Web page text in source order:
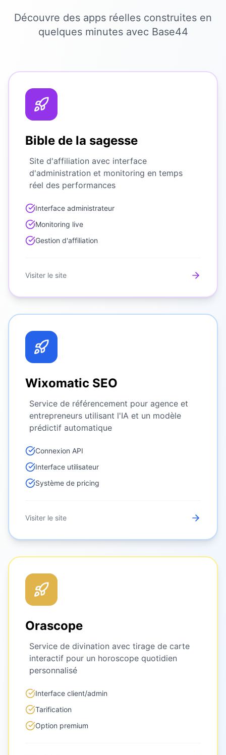
Découvre des apps réelles construites en
quelques minutes avec Base44
Bible de la sagesse
Site d'affiliation avec interface
d'administration et monitoring en temps
réel des performances
Interface administrateur
Monitoring live
Gestion d'affiliation
Visiter le site
Wixomatic SEO
Service de référencement pour agence et
entrepreneurs utilisant l'IA et un modèle
prédictif automatique
Connexion API
Interface utilisateur
Système de pricing
Visiter le site
Orascope
Service de divination avec tirage de carte
interactif pour un horoscope quotidien
personnalisé
Interface client/admin
Tarification
Option premium